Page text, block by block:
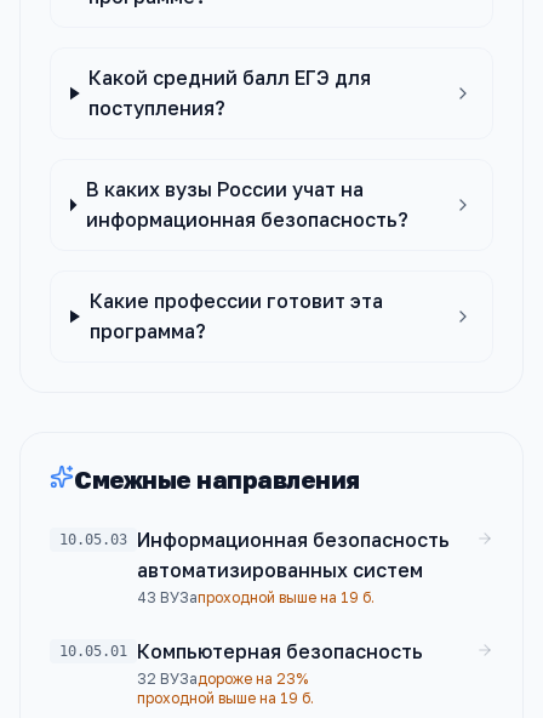
Какой средний балл ЕГЭ для
поступления?
В каких вузы России учат на
информационная безопасность?
Какие профессии готовит эта
программа?
Смежные направления
10.05.03
Информационная безопасность
автоматизированных систем
43 ВУЗапроходной выше на 19 б.
10.05.01 Компьютерная безопасность
32 ВУЗадороже на 23%
проходной выше на 19 б.